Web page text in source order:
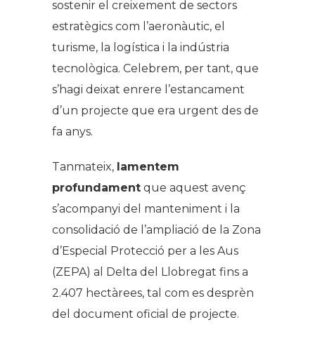
sostenir el creixement de sectors
estratègics com l’aeronàutic, el
turisme, la logística i la indústria
tecnològica. Celebrem, per tant, que
s’hagi deixat enrere l’estancament
d’un projecte que era urgent des de
fa anys.
Tanmateix, lamentem
profundament que aquest avenç
s’acompanyi del manteniment i la
consolidació de l’ampliació de la Zona
d’Especial Protecció per a les Aus
(ZEPA) al Delta del Llobregat fins a
2.407 hectàrees, tal com es desprèn
del document oficial de projecte.